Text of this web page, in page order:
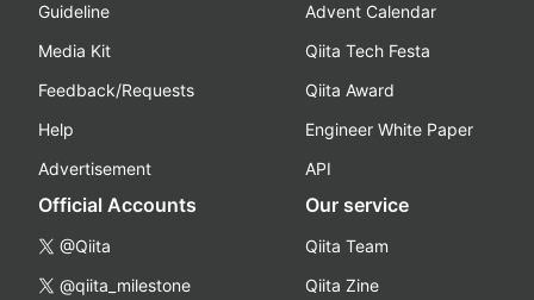
Guideline
Media Kit
Feedback/Requests
Help
Advertisement
Advent Calendar
Qiita Tech Festa
Qiita Award
Engineer White Paper
API
Official Accounts
@Qiita
@qiita_milestone
Our service
Qiita Team
Qiita Zine